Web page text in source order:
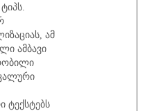
ამ
ამბავი
ტექსტებს